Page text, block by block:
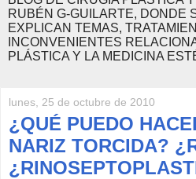
RUBÉN G-GUILARTE, DONDE
EXPLICAN TEMAS,
INCONVENIENTES
PLÁSTICA Y LA MEDICINA
lunes, 25 de octubre de 2010
¿QUÉ PUEDO
NARIZ TORCIDA?